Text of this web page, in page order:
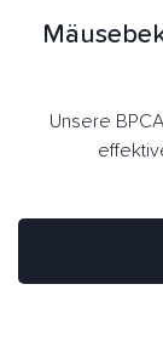
Unsere